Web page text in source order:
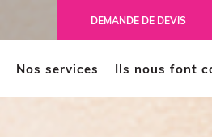
DEMANDE DE DEVIS
Nos services Ils nous font